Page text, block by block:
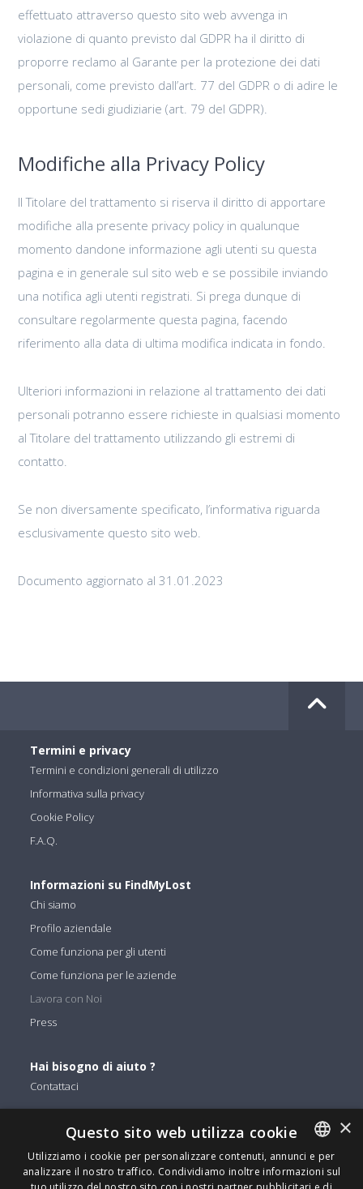
effettuato attraverso questo sito web avvenga in
violazione di quanto previsto dal GDPR ha il diritto di
proporre reclamo al Garante per la protezione dei dati
personali, come previsto dall’art. 77 del GDPR o di adire le
opportune sedi giudiziarie (art. 79 del GDPR).
Modifiche alla Privacy Policy
Il Titolare del trattamento si riserva il diritto di apportare
modifiche alla presente privacy policy in qualunque
momento dandone informazione agli utenti su questa
pagina e in generale sul sito web e se possibile inviando
una notifica agli utenti registrati. Si prega dunque di
consultare regolarmente questa pagina, facendo
riferimento alla data di ultima modifica indicata in fondo.
Ulteriori informazioni in relazione al trattamento dei dati
personali potranno essere richieste in qualsiasi momento
al Titolare del trattamento utilizzando gli estremi di
contatto.
Se non diversamente specificato, l’informativa riguarda
esclusivamente questo sito web.
Documento aggiornato al 31.01.2023
Termini e privacy
Termini e condizioni generali di utilizzo
Informativa sulla privacy
Cookie Policy
F.A.Q.
Informazioni su FindMyLost
Chi siamo
Profilo aziendale
Come funziona per gli utenti
Come funziona per le aziende
Lavora con Noi
Press
Hai bisogno di aiuto ?
Contattaci
Puoi trovarci su
Facebook
Twitter
ENGLISH
×
Questo sito web utilizza cookie
Utilizziamo i cookie per personalizzare contenuti, annunci e per
analizzare il nostro traffico. Condividiamo inoltre informazioni sul